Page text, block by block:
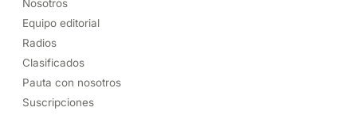
Nosotros
Equipo editorial
Radios
Clasificados
Pauta con nosotros
Suscripciones